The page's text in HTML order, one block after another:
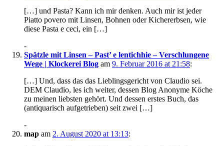
[…] und Pasta? Kann ich mir denken. Auch mir ist jeder
Piatto povero mit Linsen, Bohnen oder Kichererbsen, wie
diese Pasta e ceci, ein […]
-
Spätzle mit Linsen – Past’ e lentichhie – Verschlungene
Wege | Klockerei Blog am 9. Februar 2016 at 21:58:
[…] Und, dass das das Lieblingsgericht von Claudio sei.
DEM Claudio, les ich weiter, dessen Blog Anonyme Köche
zu meinen liebsten gehört. Und dessen erstes Buch, das
(antiquarisch aufgetrieben) seit zwei […]
-
map am 2. August 2020 at 13:13: